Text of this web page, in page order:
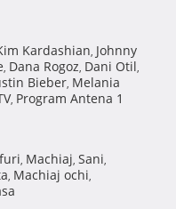
Kardashian, Johnny
, Dana Rogoz, Dani Otil,
Bieber, Melania
, Program Antena 1
, Machiaj, Sani,
, Machiaj ochi,